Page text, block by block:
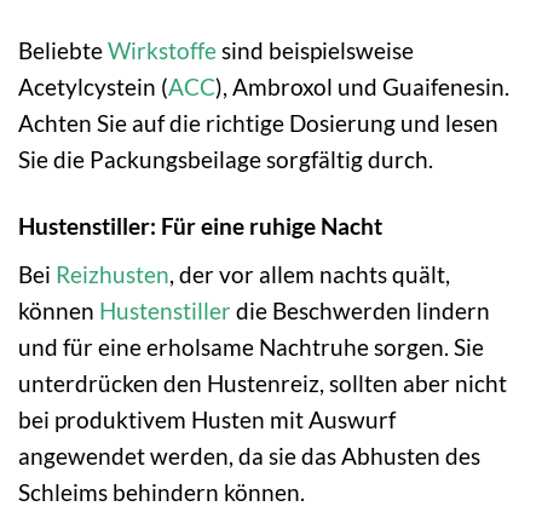
BeliebteWirkstoffesind beispielsweise
Acetylcystein (ACC), Ambroxol und Guaifenesin.
Achten Sie auf die richtige Dosierung und lesen
Sie die Packungsbeilage sorgfältig durch.
Hustenstiller: Für eine ruhige Nacht
Bei Reizhusten, der vor allem nachts quält,
können Hustenstillerdie Beschwerden lindern
und für eine erholsame Nachtruhe sorgen. Sie
unterdrücken den Hustenreiz, sollten aber nicht
bei produktivem Husten mit Auswurf
angewendet werden, da sie das Abhusten des
Schleims behindern können.